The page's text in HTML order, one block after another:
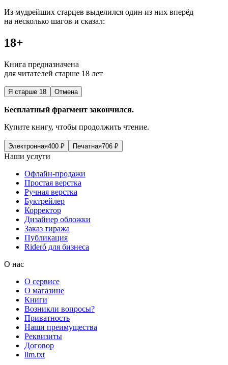
Из мудрейших старцев выделился один из них вперёд
на несколько шагов и сказал:
18+
Книга предназначена
для читателей старше 18 лет
Я старше 18 Отмена
Бесплатный фрагмент закончился.
Купите книгу, чтобы продолжить чтение.
Электронная400 ₽ Печатная706 ₽
Наши услуги
Офлайн-продажи
Простая верстка
Ручная верстка
Буктрейлер
Корректор
Дизайнер обложки
Заказ тиража
Публикация
Rideró для бизнеса
О нас
О сервисе
О магазине
Книги
Возникли вопросы?
Приватность
Наши преимущества
Реквизиты
Договор
llm.txt